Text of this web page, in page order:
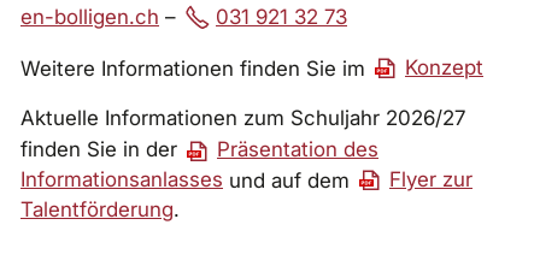
n-b ll g n ch – 031 921 32 73
Weitere Informationen finden Sie im Konzept
Aktuelle Informationen zum Schuljahr 2026/27
finden Sie in der
Präsentation des
Informationsanlasses und auf dem
Flyer zur
Talentförderung.